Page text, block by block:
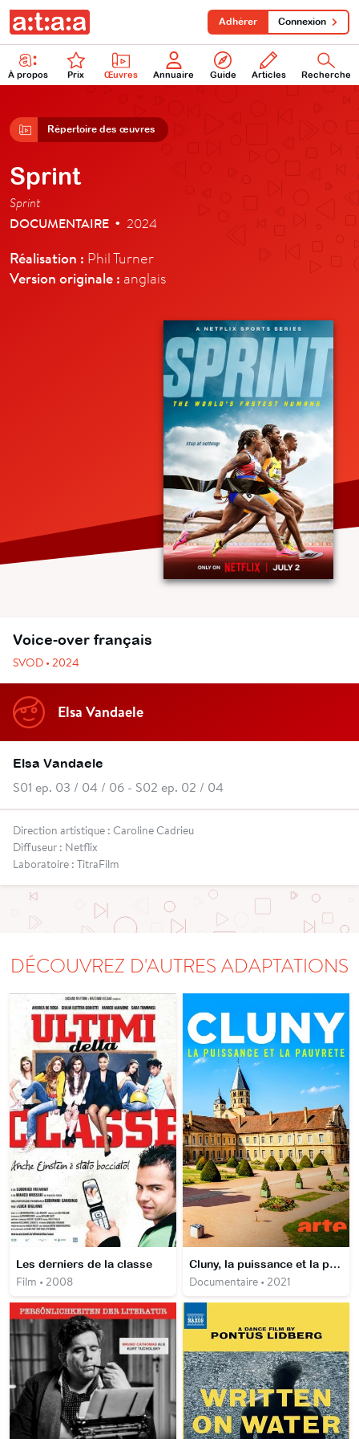
À propos Prix Œuvres Annuaire Guide Articles Recherche
Adhérer Connexion
Répertoire des œuvres
Sprint
Sprint
DOCUMENTAIRE • 2024
Réalisation : Phil Turner
Version originale : anglais
Voice-over français
SVOD • 2024
Elsa Vandaele
Elsa Vandaele
S01 ep. 03 / 04 / 06 - S02 ep. 02 / 04
Direction artistique : Caroline Cadrieu
Diffuseur : Netflix
Laboratoire : TitraFilm
DÉCOUVREZ D'AUTRES ADAPTATIONS
Les derniers de la classe
Film • 2008
Cluny, la puissance et la pauvreté
Documentaire • 2021